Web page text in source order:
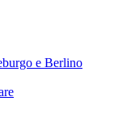
e Berlino